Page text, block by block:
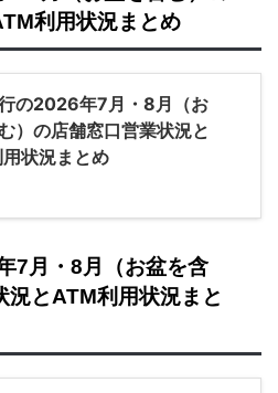
利用状況まとめ
の2026年7月・8月（お
）の店舗窓口営業状況と
状況まとめ
7月・8月（お盆を含
況とATM利用状況まと